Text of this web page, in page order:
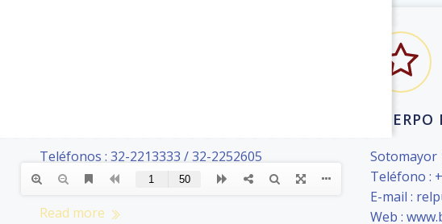
Teléfonos : 32-2213333 / 32-2252605
e-mail : contacto@terceravalparaiso.cl
Read more
Sotomayor
Teléfono :
E-mail :
Web :